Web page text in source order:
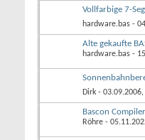
Vollfarbige 7-
hardware.bas -
Alte gekaufte
hardware.bas -
Dirk -
Bascon
Röhre -